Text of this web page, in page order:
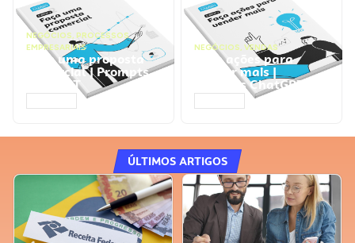
NEGÓCIOS, PROCESSOS
EMPRESARIAIS
Faça uma proposta
comercial | Prompts
ChatGPT
NEGÓCIOS, VENDAS
Faça ações para
vender mais |
Prompts ChatGPT
ÚLTIMOS ARTIGOS